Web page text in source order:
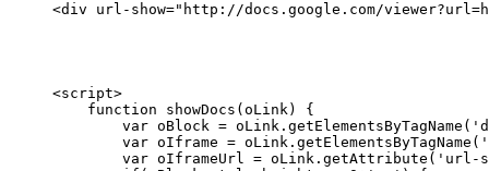
<div url-show="http://docs.google.com/
<script>
    function showDocs(oLink) {
var oBlock =
var oIframe =
var oIframeUrl = oLink.getAttribute('url-